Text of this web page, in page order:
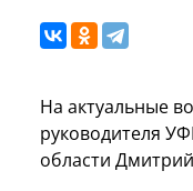
На актуальные
руководителя
области